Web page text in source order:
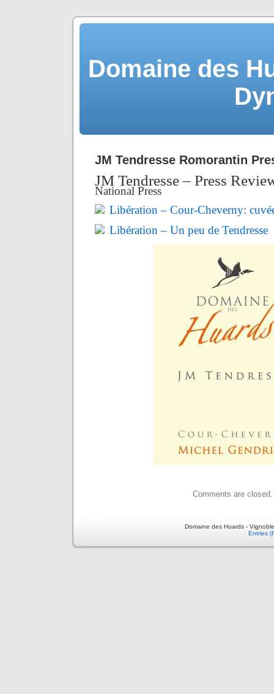
Domaine des
JM Tendresse Romorantin
JM Tendresse – Press
National Press
Libération – Cour-Cheverny:
Libération – Un peu de Tendresse
Comments are closed.
Domaine des Huards -
Entries